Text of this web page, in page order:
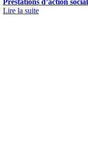
Prestations d’action
Lire la suite